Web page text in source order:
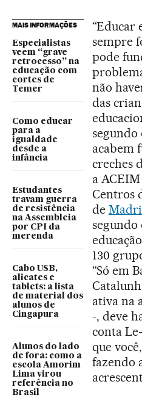
MAIS INFORMAÇÕES
Especialistas
veem “grave
retrocesso” na
educação com
cortes de
Temer
Como educar
para a
igualdade
desde a
infância
Estudantes
travam guerra
de resistência
na Assembleia
por CPI da
merenda
Cabo USB,
alicates e
tablets: a lista
de material dos
alunos de
Cingapura
Alunos do lado
de fora: como a
escola Amorim
Lima virou
referência no
Brasil
“Educar
sempre
pode
não
das
segundo
acabem
creches
a
Centros
de Madri
segundo
130
“Só em
ativa na
-, deve
conta
que
fazendo